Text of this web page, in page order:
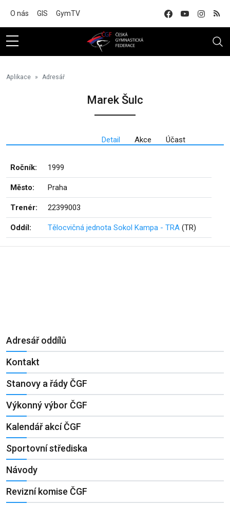
O nás GIS GymTV
Aplikace Adresář
Marek Šulc
Detail Akce Účast
Ročník: 1999
Město: Praha
Trenér: 22399003
Oddíl: Tělocvičná jednota Sokol Kampa - TRA (TR)
Adresář oddílů
Kontakt
Stanovy a řády ČGF
Výkonný výbor ČGF
Kalendář akcí ČGF
Sportovní střediska
Návody
Revizní komise ČGF